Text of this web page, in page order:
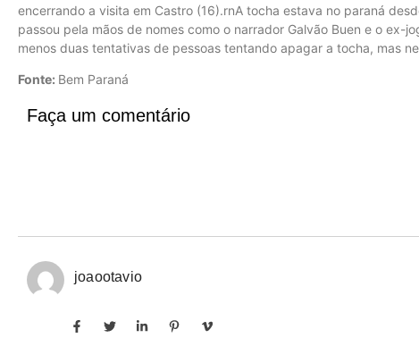
encerrando a visita em Castro (16).rnA tocha estava no paraná
passou pela mãos de nomes como o narrador Galvão Buen e o ex-
menos duas tentativas de pessoas tentando apagar a tocha, mas
Fonte: Bem Paraná
Faça um comentário
joaootavio